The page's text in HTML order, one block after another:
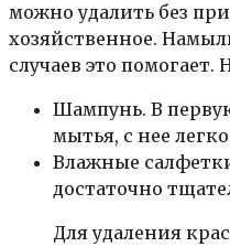
можно удалить без
хозяйственное.
случаев это
Шампунь. В
мытья, с нее
Влажные
достаточно
Для удаления